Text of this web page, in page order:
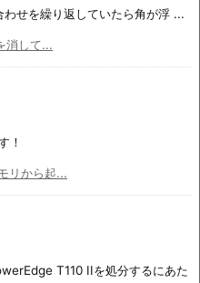
せを繰り返していたら角が浮 ...
消して...
！
リから起...
T110 IIを処分するにあた